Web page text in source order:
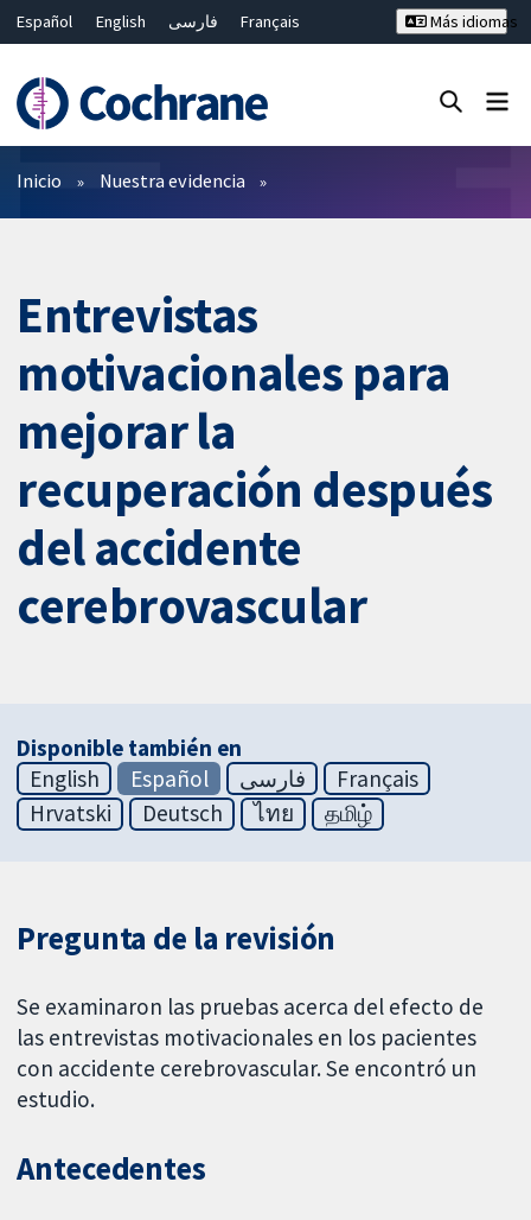
Español English فارسی
Français
Bahasa Malaysia
ไทย 繁體中文
Más idiomas
Filtros
Inicio Nuestra evidencia
Entrevistas
motivacionales para
mejorar la
recuperación después
del accidente
cerebrovascular
Disponible también en
English
Español فارسی
Français
Hrvatski
Deutsch ไทย தமிழ்
Pregunta de la revisión
Se examinaron las pruebas acerca del efecto de
las entrevistas motivacionales en los pacientes
con accidente cerebrovascular. Se encontró un
estudio.
Antecedentes